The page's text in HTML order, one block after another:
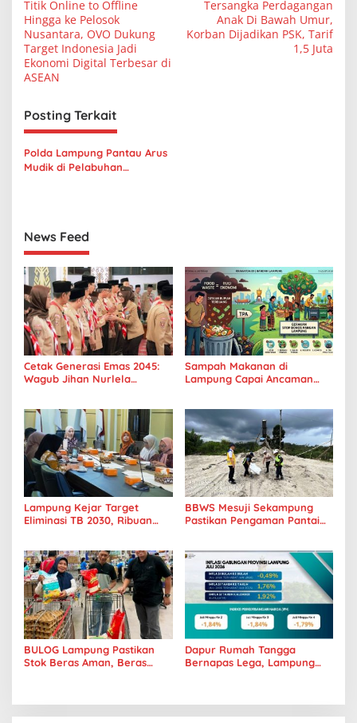
v
i
g
s
i
p
Titik Online to Offline
Hingga ke Pelosok
Nusantara, OVO Dukung
Target Indonesia Jadi
Ekonomi Digital Terbesar di
ASEAN
Tersangka Perdagangan
Anak Di Bawah Umur,
Korban Dijadikan PSK, Tarif
1,5 Juta
Posting Terkait
Polda Lampung Pantau Arus
Mudik di Pelabuhan
News Feed
Cetak Generasi Emas 2045:
Wagub Jihan Nurlela
Era Digital
Sampah Makanan di
Lampung Capai Ancaman
Pangan
Lampung Kejar Target
Eliminasi TB 2030, Ribuan
BBWS Mesuji Sekampung
Pastikan Pengaman Pantai
BULOG Lampung Pastikan
Stok Beras Aman, Beras
Dapur Rumah Tangga
Bernapas Lega, Lampung